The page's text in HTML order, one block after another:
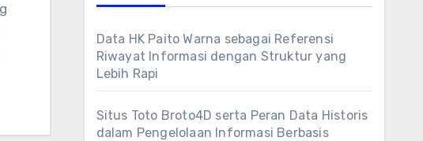
Data HK Paito Warna sebagai Referensi
Riwayat Informasi dengan Struktur yang
Lebih Rapi
Situs Toto Broto4D serta Peran Data Historis
dalam Pengelolaan Informasi Berbasis